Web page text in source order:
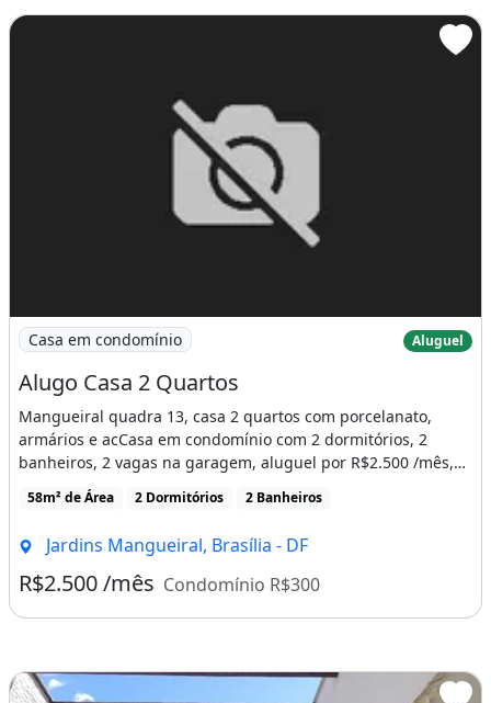
Imagem: Alugo Casa 2 Quartos
Casa em condomínio Aluguel
Alugo Casa 2 Quartos
Mangueiral quadra 13, casa 2 quartos com porcelanato,
armários e acCasa em condomínio com 2 dormitórios, 2
banheiros, 2 vagas na garagem, aluguel por R$2.500 /mês,
58m² de Área 2 Dormitórios 2 Banheiros
Jardins Mangueiral, Brasília - DF
R$2.500 /mês Condomínio R$300